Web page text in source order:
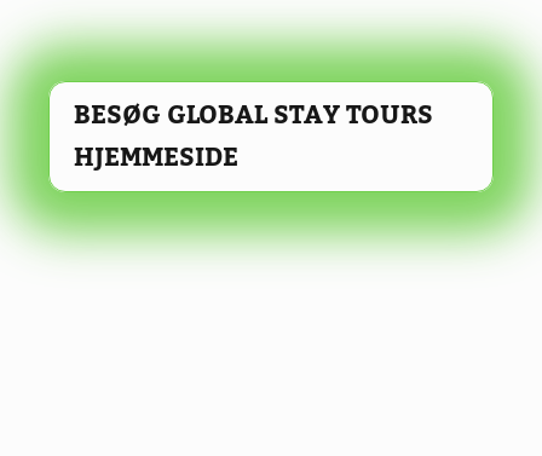
BESØG GLOBAL STAY TOURS
HJEMMESIDE